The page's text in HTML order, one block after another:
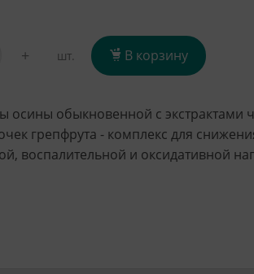
+ шт. В корзину
осины обыкновенной с экстрактами
грепфрута - комплекс для
воспалительной и оксидативной